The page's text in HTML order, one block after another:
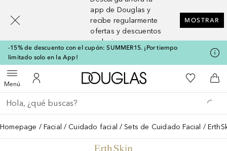
app de Douglas y
recibe regularmente
ofertas y descuentos
exclusivos
MOSTRAR
-15% de descuento con el cupón: SUMMER15. ¡Por tiempo
limitado solo en la App!
MenúAbrir menúMi cuenta
A Douglas HomeMi lista de
A
Regresar
Ejecutar búsqueda
Homepage Facial Cuidado facial Sets de Cuidado Facial
[navigation.slideout.screenreader]